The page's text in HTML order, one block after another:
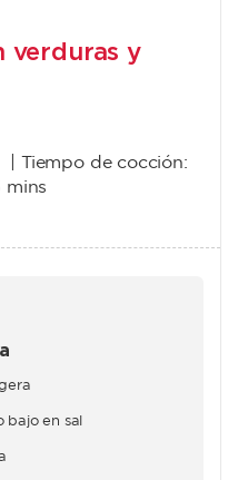
verduras y
| Tiempo de cocción:
mins
bajo en sal